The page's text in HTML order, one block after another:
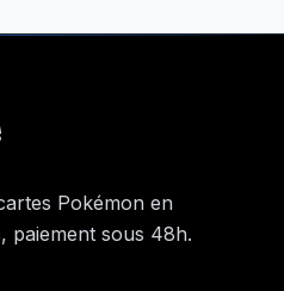
Pokémon en
paiement sous 48h.